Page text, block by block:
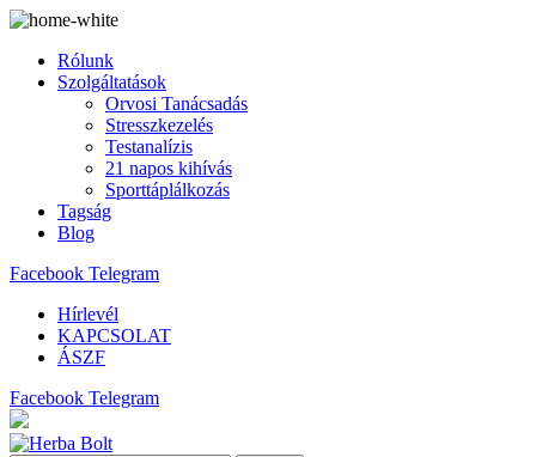
Rólunk
Szolgáltatások
Orvosi Tanácsadás
Stresszkezelés
Testanalízis
21 napos kihívás
Sporttáplálkozás
Tagság
Blog
Facebook Telegram
Hírlevél
KAPCSOLAT
ÁSZF
Facebook Telegram